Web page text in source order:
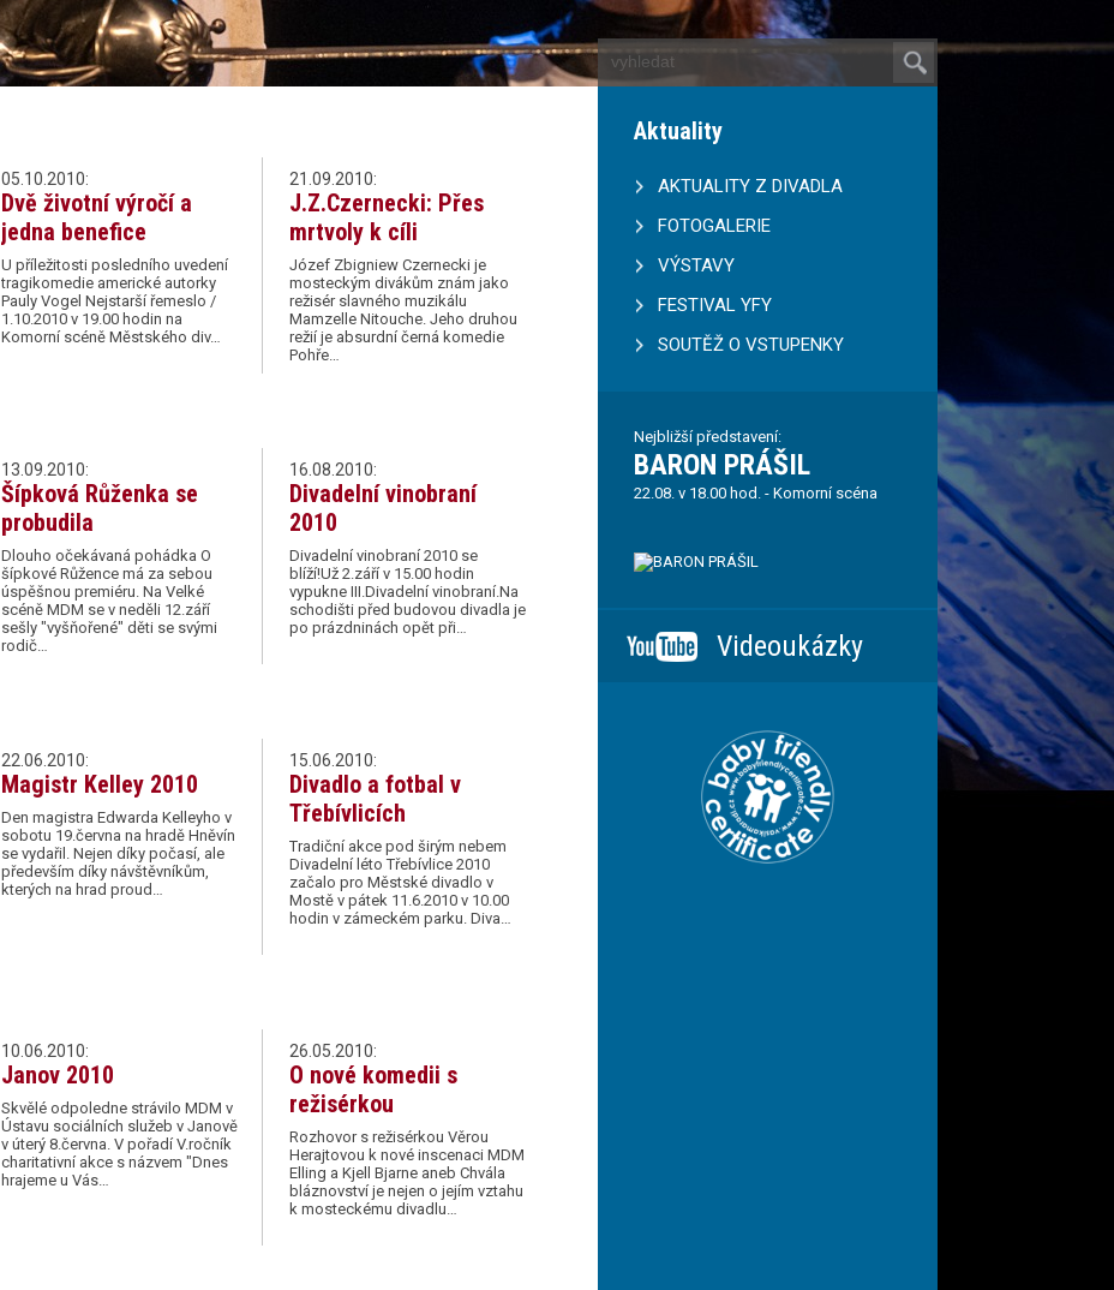
05.10.2010:
Dvě životní výročí a
jedna benefice
U příležitosti posledního uvedení
tragikomedie americké autorky
Pauly Vogel Nejstarší řemeslo /
1.10.2010 v 19.00 hodin na
Komorní scéně Městského div…
21.09.2010:
J.Z.Czernecki: Přes
mrtvoly k cíli
Józef Zbigniew Czernecki je
mosteckým divákům znám jako
režisér slavného muzikálu
Mamzelle Nitouche. Jeho druhou
režií je absurdní černá komedie
Pohře…
13.09.2010:
Šípková Růženka se
probudila
Dlouho očekávaná pohádka O
šípkové Růžence má za sebou
úspěšnou premiéru. Na Velké
scéně MDM se v neděli 12.září
sešly "vyšňořené" děti se svými
rodič…
16.08.2010:
Divadelní vinobraní
2010
Divadelní vinobraní 2010 se
blíží!Už 2.září v 15.00 hodin
vypukne III.Divadelní vinobraní.Na
schodišti před budovou divadla je
po prázdninách opět při…
22.06.2010:
Magistr Kelley 2010
Den magistra Edwarda Kelleyho v
sobotu 19.června na hradě Hněvín
se vydařil. Nejen díky počasí, ale
především díky návštěvníkům,
kterých na hrad proud…
15.06.2010:
Divadlo a fotbal v
Třebívlicích
Tradiční akce pod širým nebem
Divadelní léto Třebívlice 2010
začalo pro Městské divadlo v
Mostě v pátek 11.6.2010 v 10.00
hodin v zámeckém parku. Diva…
10.06.2010:
Janov 2010
Skvělé odpoledne strávilo MDM v
Ústavu sociálních služeb v Janově
v úterý 8.června. V pořadí V.ročník
charitativní akce s názvem "Dnes
hrajeme u Vás…
26.05.2010:
O nové komedii s
režisérkou
Rozhovor s režisérkou Věrou
Herajtovou k nové inscenaci MDM
Elling a Kjell Bjarne aneb Chvála
bláznovství je nejen o jejím vztahu
k mosteckému divadlu…
Aktuality
AKTUALITY Z DIVADLA
FOTOGALERIE
VÝSTAVY
FESTIVAL YFY
SOUTĚŽ O VSTUPENKY
Nejbližší představení:
BARON PRÁŠIL
22.08. v 18.00 hod. - Komorní scéna
Videoukázky